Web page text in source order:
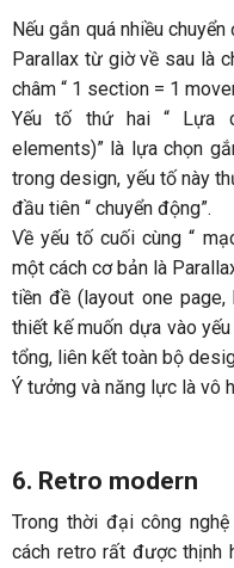
Nếu gắn quá nhiều
Parallax từ giờ về sau là
châm “ 1 section = 1
Yếu tố thứ hai “ Lựa
elements)” là lựa chọn
trong design, yếu tố này
đầu tiên “ chuyển động”.
Về yếu tố cuối cùng “
một cách cơ bản là
tiền đề (layout one
thiết kế muốn dựa vào
tổng, liên kết toàn bộ
Ý tưởng và năng lực là vô
6. Retro modern
Trong thời đại công
cách retro rất được thịnh